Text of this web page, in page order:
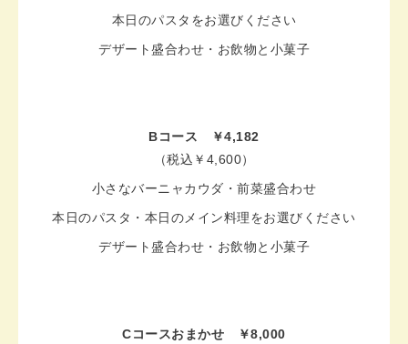
本日のパスタをお選びください
デザート盛合わせ・お飲物と小菓子
Bコース ￥4,182
（税込￥4,600）
小さなバーニャカウダ・前菜盛合わせ
本日のパスタ・本日のメイン料理をお選びください
デザート盛合わせ・お飲物と小菓子
Cコースおまかせ ￥8,000